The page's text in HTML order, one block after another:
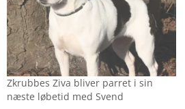
Zkrubbes Ziva bliver parret i sin
næste løbetid med Svend